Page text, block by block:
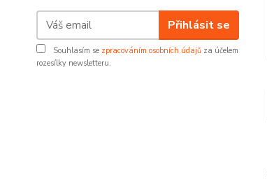
Přihlásit se
Souhlasím se zpracováním osobních údajů za účelem
rozesílky newsletteru.